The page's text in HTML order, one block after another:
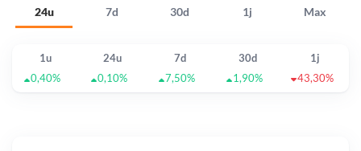
24u 7d 30d 1j Max
1u 24u 7d 30d
1j
0,40%
0,10% 7,50% 1,90% 43,30%